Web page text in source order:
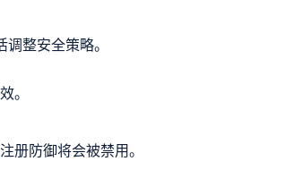
整安全策略。
。
册防御将会被禁用。